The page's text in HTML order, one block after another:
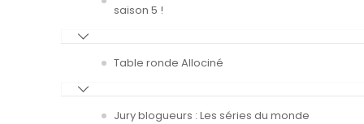
saison 5 !
Table ronde Allociné
Jury blogueurs : Les séries du monde